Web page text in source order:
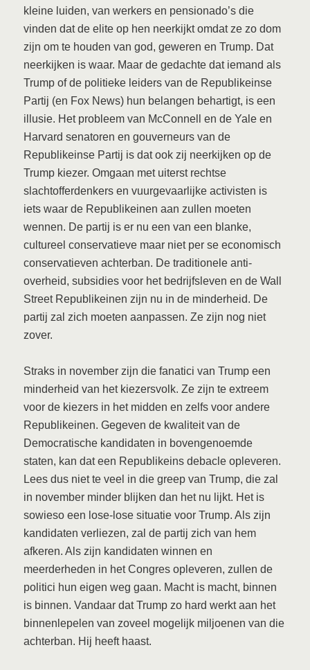
kleine luiden, van werkers en pensionado’s die
vinden dat de elite op hen neerkijkt omdat ze zo dom
zijn om te houden van god, geweren en Trump. Dat
neerkijken is waar. Maar de gedachte dat iemand als
Trump of de politieke leiders van de Republikeinse
Partij (en Fox News) hun belangen behartigt, is een
illusie. Het probleem van McConnell en de Yale en
Harvard senatoren en gouverneurs van de
Republikeinse Partij is dat ook zij neerkijken op de
Trump kiezer. Omgaan met uiterst rechtse
slachtofferdenkers en vuurgevaarlijke activisten is
iets waar de Republikeinen aan zullen moeten
wennen. De partij is er nu een van een blanke,
cultureel conservatieve maar niet per se economisch
conservatieven achterban. De traditionele anti-
overheid, subsidies voor het bedrijfsleven en de Wall
Street Republikeinen zijn nu in de minderheid. De
partij zal zich moeten aanpassen. Ze zijn nog niet
zover.
Straks in november zijn die fanatici van Trump een
minderheid van het kiezersvolk. Ze zijn te extreem
voor de kiezers in het midden en zelfs voor andere
Republikeinen. Gegeven de kwaliteit van de
Democratische kandidaten in bovengenoemde
staten, kan dat een Republikeins debacle opleveren.
Lees dus niet te veel in die greep van Trump, die zal
in november minder blijken dan het nu lijkt. Het is
sowieso een lose-lose situatie voor Trump. Als zijn
kandidaten verliezen, zal de partij zich van hem
afkeren. Als zijn kandidaten winnen en
meerderheden in het Congres opleveren, zullen de
politici hun eigen weg gaan. Macht is macht, binnen
is binnen. Vandaar dat Trump zo hard werkt aan het
binnenlepelen van zoveel mogelijk miljoenen van die
achterban. Hij heeft haast.